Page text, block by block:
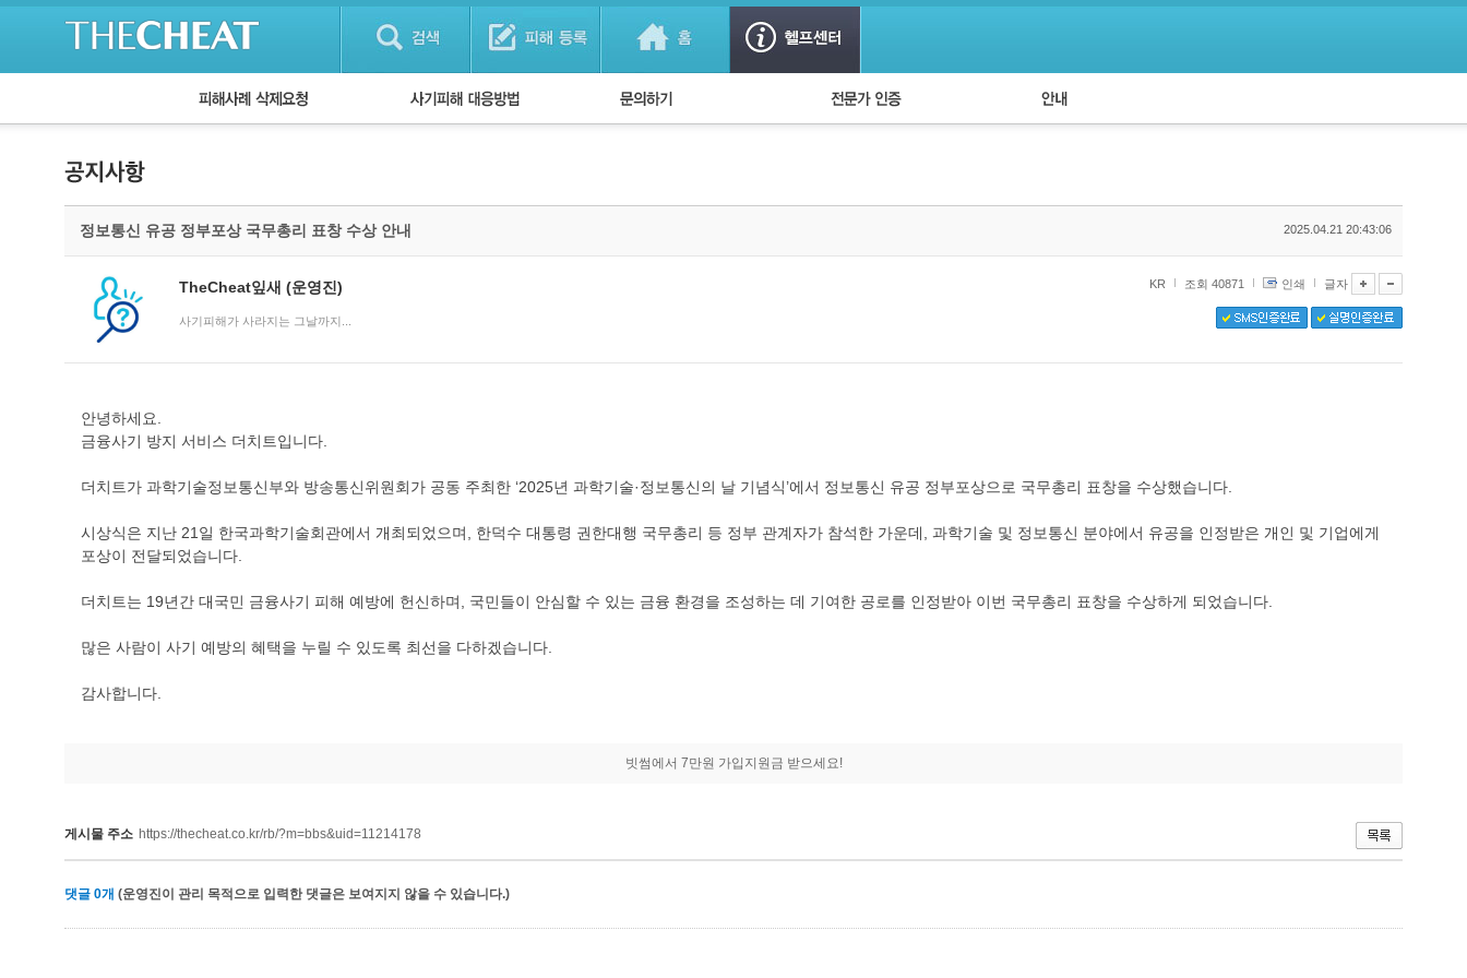
피해사례 삭제요청 단계별 대응방법 1:1 문의하기 경찰회원 인증 공지사항
정보통신 유공 정부포상 국무총리 표창 수상 안내 2025.04.21 20:43:06
TheCheat잎새 (운영진)
사기피해가 사라지는 그날까지...
KR 조회 40871 인쇄 글자
안녕하세요.
금융사기 방지 서비스 더치트입니다.
더치트가 과학기술정보통신부와 방송통신위원회가 공동 주최한 ‘2025년 과학기술·정보통신의 날 기념식’에서 정보통신 유공 정부포상으로 국무총리 표창을 수상했습니다.
시상식은 지난 21일 한국과학기술회관에서 개최되었으며, 한덕수 대통령 권한대행 국무총리 등 정부 관계자가 참석한 가운데, 과학기술 및 정보통신 분야에서 유공을 인정받은 개인 및 기업에게
포상이 전달되었습니다.
더치트는 19년간 대국민 금융사기 피해 예방에 헌신하며, 국민들이 안심할 수 있는 금융 환경을 조성하는 데 기여한 공로를 인정받아 이번 국무총리 표창을 수상하게 되었습니다.
많은 사람이 사기 예방의 혜택을 누릴 수 있도록 최선을 다하겠습니다.
감사합니다.
빗썸에서 7만원 가입지원금 받으세요!
게시물 주소 https://thecheat.co.kr/rb/?m=bbs&uid=11214178
댓글 0개 (운영진이 관리 목적으로 입력한 댓글은 보여지지 않을 수 있습니다.)